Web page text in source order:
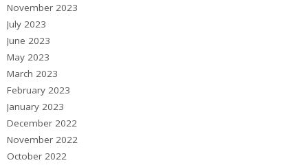
November 2023
July 2023
June 2023
May 2023
March 2023
February 2023
January 2023
December 2022
November 2022
October 2022